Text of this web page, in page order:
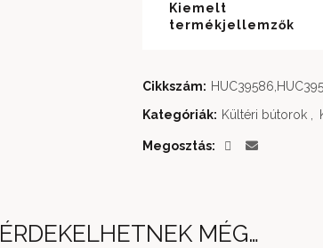
Kiemelt
termékjellemzők
Cikkszám:
Kategóriák: Kültéri bútorok
Megosztás
ÉRDEKELHETNEK MÉG…